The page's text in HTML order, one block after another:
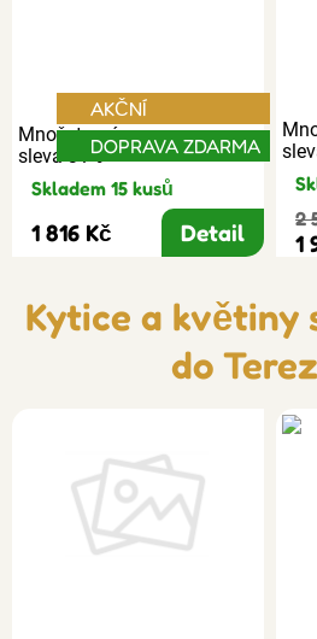
Množstevní
sleva 31%
AKČNÍ
DOPRAVA ZDARMA
Skladem 15 kusů
1 816 Kč Detail
2
1
Kytice a květiny
do